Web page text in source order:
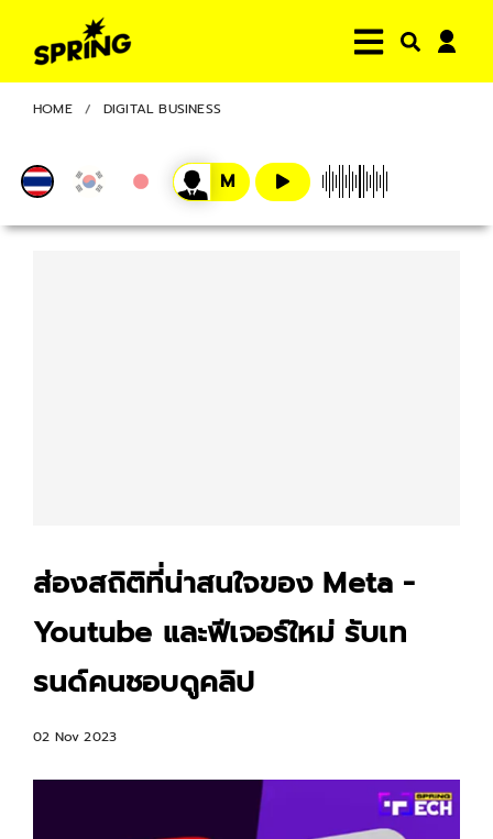
HOME DIGITAL BUSINESS
ส่องสถิติที่น่าสนใจของ Meta -
Youtube และฟีเจอร์ใหม่ รับเท
รนด์คนชอบดูคลิป
02 Nov 2023